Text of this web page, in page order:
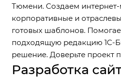
Тюмени. Создаем
корпоративные и
готовых шаблонов.
подходящую редакцию 1С-
решение. Доверьте проект
Разработка